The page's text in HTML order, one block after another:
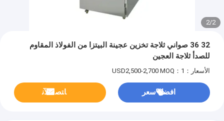
2/2
32 36 صواني ثلاجة تخزين عجينة البيتزا من الفولاذ المقاوم
للصدأ ثلاجة العجين
الأسعار：USD2,500-2,700 MOQ：1
افضل سعر ﺎﺘﺼﻟ ﺍﻶﻧ